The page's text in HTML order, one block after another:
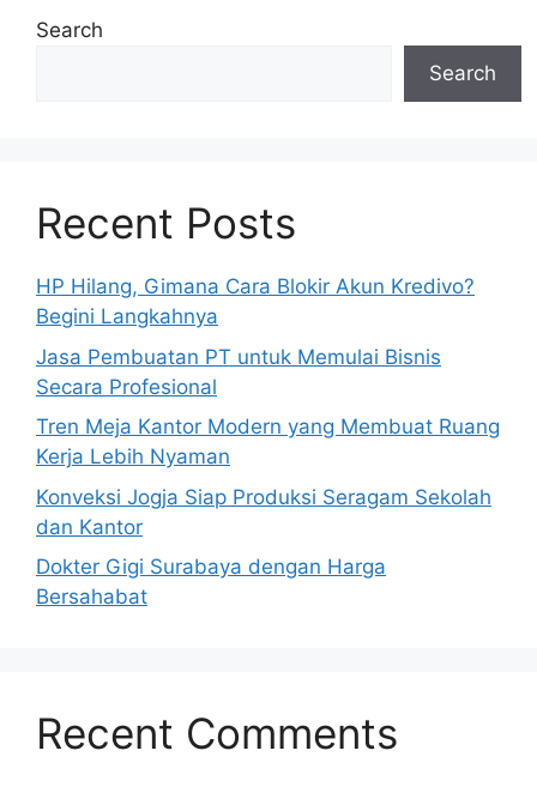
Search
Search
Recent Posts
HP Hilang, Gimana Cara Blokir Akun Kredivo?
Begini Langkahnya
Jasa Pembuatan PT untuk Memulai Bisnis
Secara Profesional
Tren Meja Kantor Modern yang Membuat Ruang
Kerja Lebih Nyaman
Konveksi Jogja Siap Produksi Seragam Sekolah
dan Kantor
Dokter Gigi Surabaya dengan Harga
Bersahabat
Recent Comments